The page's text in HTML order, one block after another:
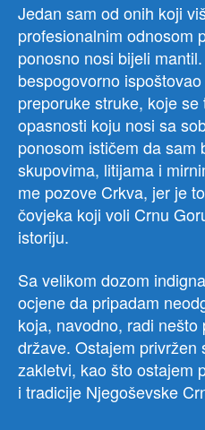
Jedan sam od onih koji
profesionalnim odnosom
ponosno nosi bijeli
bespogovorno
preporuke struke, koje
opasnosti koju nosi sa
ponosom ističem da sam
skupovima, litijama i
me pozove Crkva, jer je
čovjeka koji voli Crnu
istoriju.
Sa velikom dozom
ocjene da pripadam
koja, navodno, radi
države. Ostajem privržen
zakletvi, kao što ostajem
i tradicije Njegoševske